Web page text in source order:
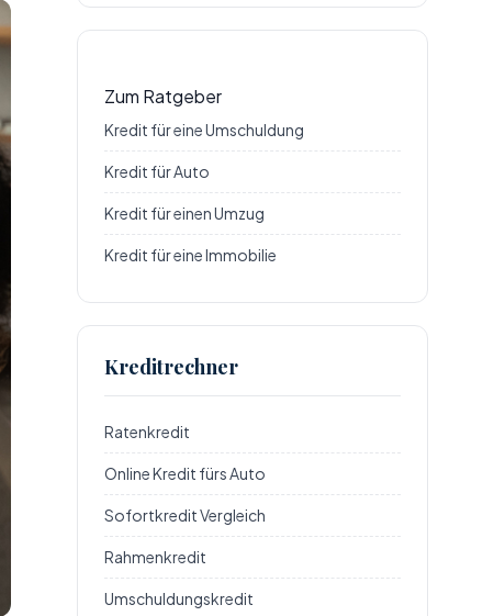
Zum Ratgeber
Kredit für eine Umschuldung
Kredit für Auto
Kredit für einen Umzug
Kredit für eine Immobilie
Kreditrechner
Ratenkredit
Online Kredit fürs Auto
Sofortkredit Vergleich
Rahmenkredit
Umschuldungskredit